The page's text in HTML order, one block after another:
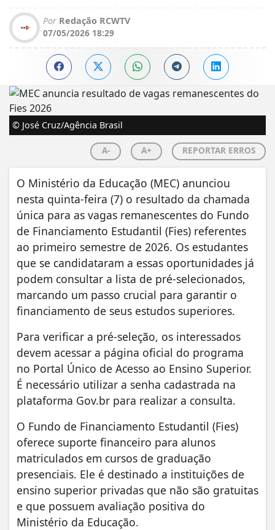
Por Redação RCWTV
07/05/2026 18:29
© José Cruz/Agência Brasil
A- A+ REPORTAR ERROS
O Ministério da Educação (MEC) anunciou
nesta quinta-feira (7) o resultado da chamada
única para as vagas remanescentes do Fundo
de Financiamento Estudantil (Fies) referentes
ao primeiro semestre de 2026. Os estudantes
que se candidataram a essas oportunidades já
podem consultar a lista de pré-selecionados,
marcando um passo crucial para garantir o
financiamento de seus estudos superiores.
Para verificar a pré-seleção, os interessados
devem acessar a página oficial do programa
no Portal Único de Acesso ao Ensino Superior.
É necessário utilizar a senha cadastrada na
plataforma Gov.br para realizar a consulta.
O Fundo de Financiamento Estudantil (Fies)
oferece suporte financeiro para alunos
matriculados em cursos de graduação
presenciais. Ele é destinado a instituições de
ensino superior privadas que não são gratuitas
e que possuem avaliação positiva do
Ministério da Educação.